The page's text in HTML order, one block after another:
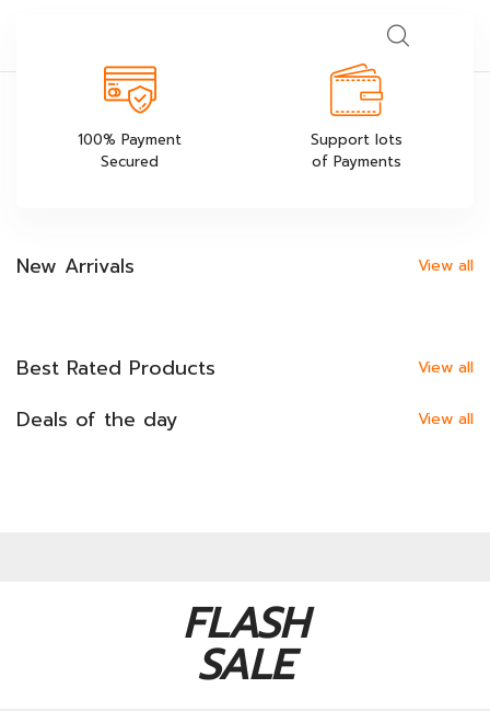
100% Payment
Secured
Support lots
of Payments
New Arrivals View all
Best Rated Products View all
Deals of the day View all
FLASH
SALE